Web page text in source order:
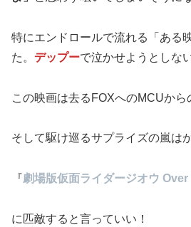
特にエンドロールで流れる「ある
た。 デップーで泣かせようとしな
この映画は去るFOXへのMCUから
そして駆け巡るサプライズの嵐は
『劇場版仮面ライダージオウ
に匹敵すると言っていい！